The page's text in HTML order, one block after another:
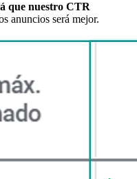
que nuestro CTR
anuncios será mejor.